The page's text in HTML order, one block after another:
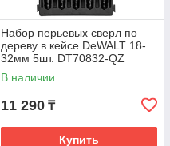
Набор перьевых сверл по
дереву в кейсе DeWALT 18-
32мм 5шт. DT70832-QZ
В наличии
11 290 ₸
Купить